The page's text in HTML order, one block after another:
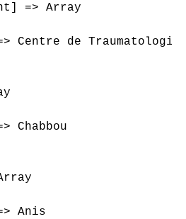
=> Array
Centre de
Chabbou
Anis